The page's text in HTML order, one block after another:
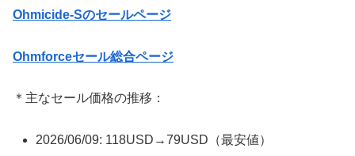
Ohmicide-Sのセールページ
Ohmforceセール総合ページ
＊主なセール価格の推移：
2026/06/09: 118USD→79USD（最安値）